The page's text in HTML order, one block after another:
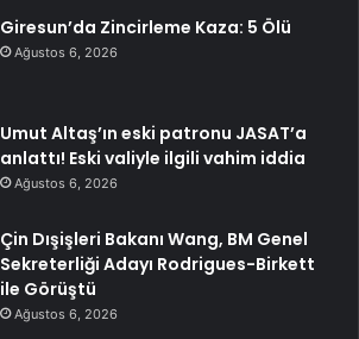
Giresun’da Zincirleme Kaza: 5 Ölü
Ağustos 6, 2026
Umut Altaş’ın eski patronu JASAT’a
anlattı! Eski valiyle ilgili vahim iddia
Ağustos 6, 2026
Çin Dışişleri Bakanı Wang, BM Genel
Sekreterliği Adayı Rodrigues-Birkett
ile Görüştü
Ağustos 6, 2026